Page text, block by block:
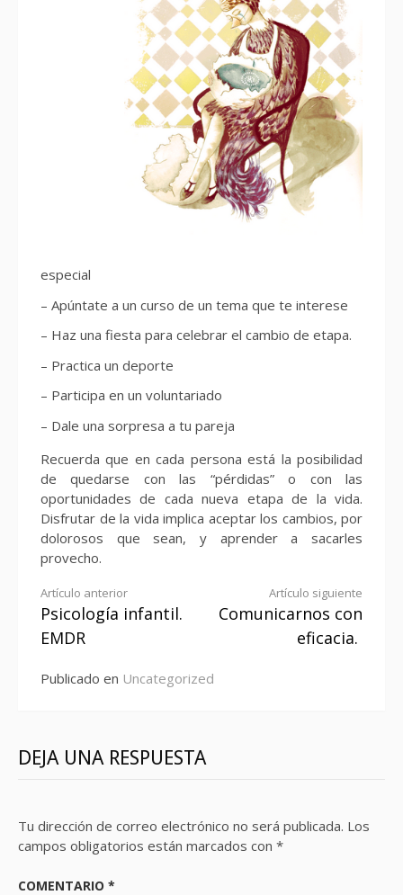
especial
– Apúntate a un curso de un tema que te interese
– Haz una fiesta para celebrar el cambio de etapa.
– Practica un deporte
– Participa en un voluntariado
– Dale una sorpresa a tu pareja
Recuerda que en cada persona está la posibilidad
de quedarse con las “pérdidas” o con las
oportunidades de cada nueva etapa de la vida.
Disfrutar de la vida implica aceptar los cambios, por
dolorosos que sean, y aprender a sacarles
provecho.
Seguir
leyendo
Artículo anterior
Psicología infantil.
EMDR
Artículo siguiente
Comunicarnos con
eficacia.
Publicado en Uncategorized
DEJA UNA RESPUESTA
Tu dirección de correo electrónico no será publicada. Los
campos obligatorios están marcados con *
COMENTARIO *